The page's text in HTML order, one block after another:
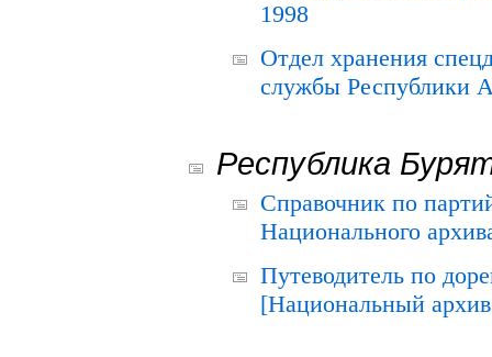
1998
Отдел хранения
службы Республики
Республика
Справочник по
Национального
Путеводитель по
[Национальный